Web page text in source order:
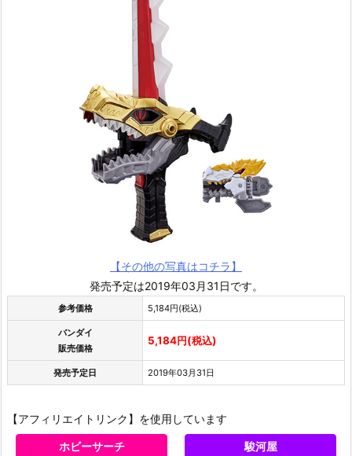
【その他の写真はコチラ】
発売予定は2019年03月31日です。
参考価格 5,184円(税込)
バンダイ
販売価格
5,184円(税込)
発売予定日 2019年03月31日
【アフィリエイトリンク】を使用しています
ホビーサーチ 駿河屋